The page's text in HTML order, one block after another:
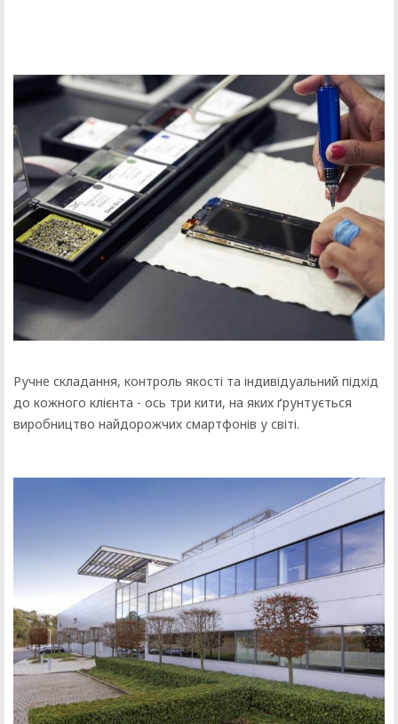
Ручне складання, контроль якості та індивідуальний підхід
до кожного клієнта - ось три кити, на яких ґрунтується
виробництво найдорожчих смартфонів у світі.